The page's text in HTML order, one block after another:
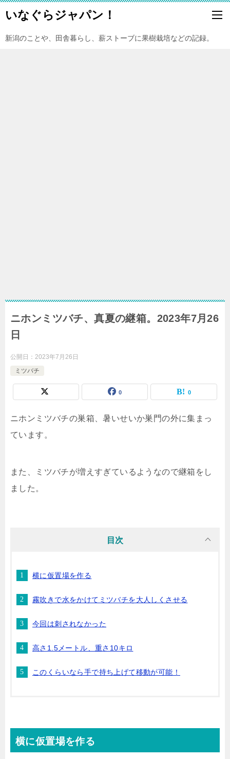
いなぐらジャパン！
新潟のことや、田舎暮らし、薪ストーブに果樹栽培などの記録。
ニホンミツバチ、真夏の継箱。2023年7月26
日
公開日： 2023年7月26日
ミツバチ
0 0
ニホンミツバチの巣箱、暑いせいか巣門の外に集まっ
ています。
また、ミツバチが増えすぎているようなので継箱をし
ました。
目次
横に仮置場を作る
霧吹きで水をかけてミツバチを大人しくさせる
今回は刺されなかった
高さ1.5メートル、重さ10キロ
このくらいなら手で持ち上げて移動が可能！
横に仮置場を作る